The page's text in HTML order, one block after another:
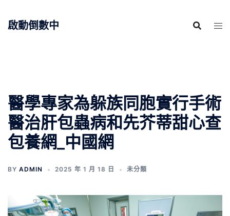
啟動倒數中
醫學專家為躲族同胞實行手術
醫治肝包蟲病和先芥蒂甜心查
包養網_中國網
BY ADMIN 2025 年 1 月 18 日 未分類